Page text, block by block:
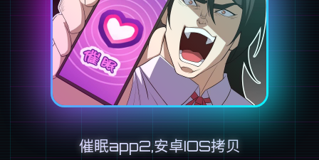
催眠app2,安卓IOS拷贝